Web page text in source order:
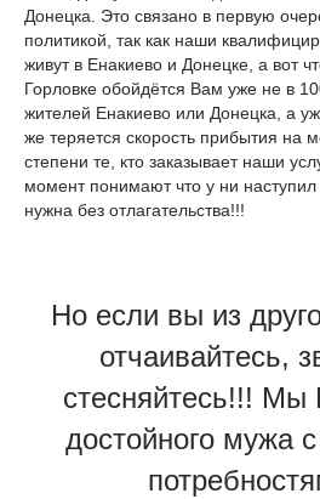
Донецка. Это связано в первую
политикой, так как наши
живут в Енакиево и Донецке, а вот
Горловке обойдётся Вам уже не в
жителей Енакиево или Донецка, а
же теряется скорость прибытия на
степени те, кто заказывает наши
момент понимают что у ни
нужна без отлагательства!!!
Но если вы из
отчаивайтесь,
стесняйтесь!!!
достойного мужа